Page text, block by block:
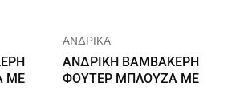
ΜΕ
ΑΝΔΡΙΚΑ
ΑΝΔΡΙΚΗ ΒΑΜΒΑΚΕΡΗ
ΦΟΥΤΕΡ ΜΠΛΟΥΖΑ ΜΕ